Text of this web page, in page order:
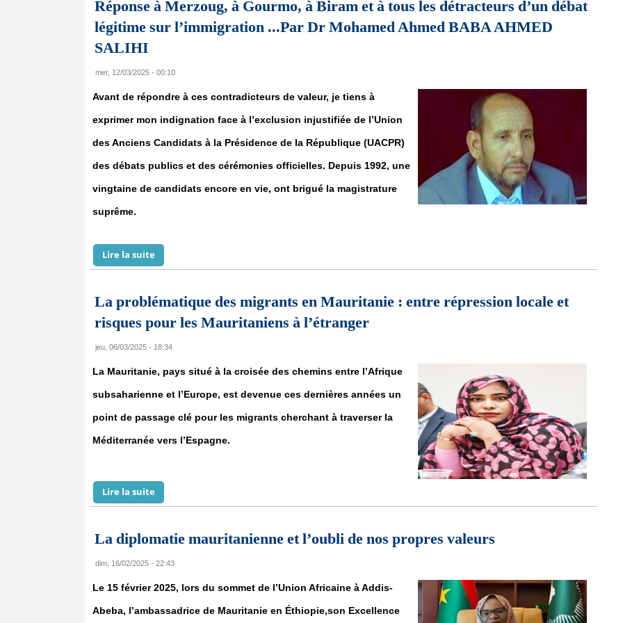
Réponse à Merzoug, à Gourmo, à Biram et à tous les détracteurs d’un débat
légitime sur l’immigration ...Par Dr Mohamed Ahmed BABA AHMED
SALIHI
mer, 12/03/2025 - 00:10
Avant de répondre à ces contradicteurs de valeur, je tiens à
exprimer mon indignation face à l’exclusion injustifiée de l’Union
des Anciens Candidats à la Présidence de la République (UACPR)
des débats publics et des cérémonies officielles. Depuis 1992, une
vingtaine de candidats encore en vie, ont brigué la magistrature
suprême.
Lire la suite
La problématique des migrants en Mauritanie : entre répression locale et
risques pour les Mauritaniens à l’étranger
jeu, 06/03/2025 - 18:34
La Mauritanie, pays situé à la croisée des chemins entre l’Afrique
subsaharienne et l’Europe, est devenue ces dernières années un
point de passage clé pour les migrants cherchant à traverser la
Méditerranée vers l’Espagne.
Lire la suite
La diplomatie mauritanienne et l’oubli de nos propres valeurs
dim, 16/02/2025 - 22:43
Le 15 février 2025, lors du sommet de l’Union Africaine à Addis-
Abeba, l’ambassadrice de Mauritanie en Éthiopie,son Excellence